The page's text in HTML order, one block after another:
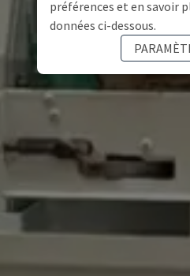
préférences et en savoir
données ci-dessous.